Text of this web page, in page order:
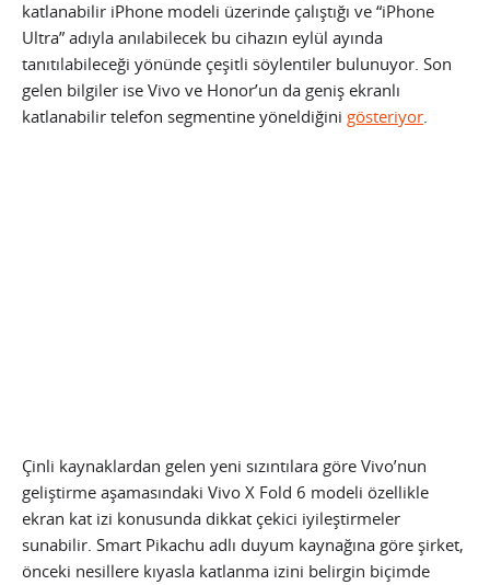
katlanabilir iPhone modeli üzerinde çalıştığı ve “iPhone
Ultra” adıyla anılabilecek bu cihazın eylül ayında
tanıtılabileceği yönünde çeşitli söylentiler bulunuyor. Son
gelen bilgiler ise Vivo ve Honor’un da geniş ekranlı
katlanabilir telefon segmentine yöneldiğini gösteriyor.
Çinli kaynaklardan gelen yeni sızıntılara göre Vivo’nun
geliştirme aşamasındaki Vivo X Fold 6 modeli özellikle
ekran kat izi konusunda dikkat çekici iyileştirmeler
sunabilir. Smart Pikachu adlı duyum kaynağına göre şirket,
önceki nesillere kıyasla katlanma izini belirgin biçimde